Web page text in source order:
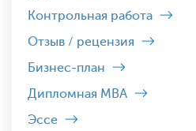
Контрольная работа
Отзыв / рецензия
Бизнес-план
Дипломная MBA
Эссе